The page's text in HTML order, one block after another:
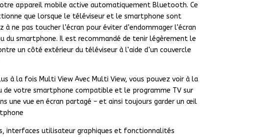
appareil mobile active automatiquement Bluetooth. Ce
que lorsque le téléviseur et le smartphone sont
à ne pas toucher l’écran pour éviter d’endommager l’écran
du smartphone. Il est recommandé de tenir légèrement le
un côté extérieur du téléviseur à l’aide d’un couvercle
à la fois Multi View Avec Multi View, vous pouvez voir à la
de votre smartphone compatible et le programme TV sur
une vue en écran partagé – et ainsi toujours garder un œil
interfaces utilisateur graphiques et fonctionnalités